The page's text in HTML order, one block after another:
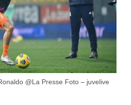
@La Presse Foto – juvelive